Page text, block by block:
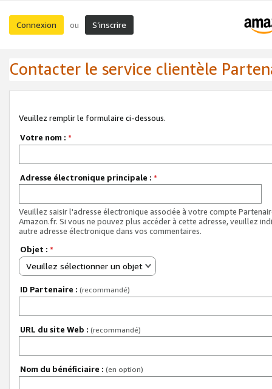
Connexion ou S’inscrire
Contacter le service clientèle
Veuillez remplir le formulaire ci-dessous.
Votre nom : *
Adresse électronique principale : *
Veuillez saisir l'adresse électronique associée à votre compte
Amazon.fr. Si vous ne pouvez plus accéder à cette adresse, veuillez
autre adresse électronique dans vos commentaires.
Objet : *
Veuillez sélectionner un objet
ID Partenaire : (recommandé)
URL du site Web : (recommandé)
Nom du bénéficiaire : (en option)